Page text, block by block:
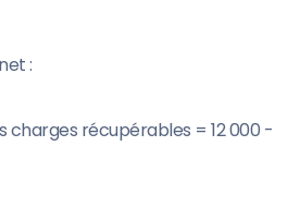
:
charges récupérables = 12 000 -